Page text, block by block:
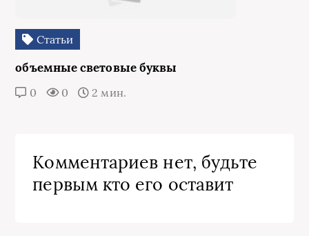
Статьи
объемные световые буквы
0 0 2 мин.
Комментариев нет, будьте
первым кто его оставит